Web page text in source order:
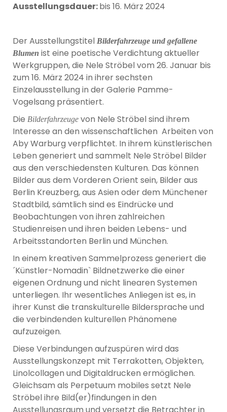
Ausstellungsdauer:bis 16. März 2024
Der Ausstellungstitel Bilderfahrzeuge und gefallene
Blumen ist eine poetische Verdichtung aktueller
Werkgruppen, die Nele Ströbel vom 26. Januar bis
zum 16. März 2024 in ihrer sechsten
Einzelausstellung in der Galerie Pamme-
Vogelsang präsentiert.
Die Bilderfahrzeuge von Nele Ströbel sind ihrem
Interesse an den wissenschaftlichen Arbeiten von
Aby Warburg verpflichtet. In ihrem künstlerischen
Leben generiert und sammelt Nele Ströbel Bilder
aus den verschiedensten Kulturen. Das können
Bilder aus dem Vorderen Orient sein, Bilder aus
Berlin Kreuzberg, aus Asien oder dem Münchener
Stadtbild, sämtlich sind es Eindrücke und
Beobachtungen von ihren zahlreichen
Studienreisen und ihren beiden Lebens- und
Arbeitsstandorten Berlin und München.
In einem kreativen Sammelprozess generiert die
´Künstler-Nomadin` Bildnetzwerke die einer
eigenen Ordnung und nicht linearen Systemen
unterliegen. Ihr wesentliches Anliegen ist es, in
ihrer Kunst die transkulturelle Bildersprache und
die verbindenden kulturellen Phänomene
aufzuzeigen.
Diese Verbindungen aufzuspüren wird das
Ausstellungskonzept mit Terrakotten, Objekten,
Linolcollagen und Digitaldrucken ermöglichen.
Gleichsam als Perpetuum mobiles setzt Nele
Ströbel ihre Bild(er)findungen in den